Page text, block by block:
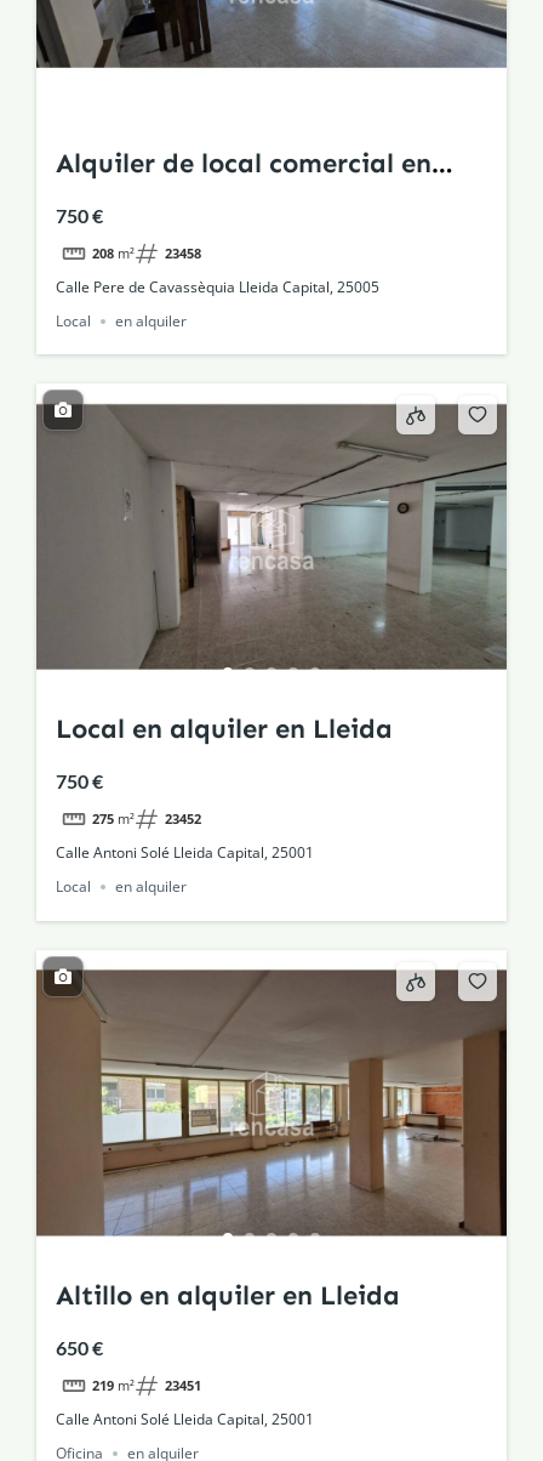
Alquiler de local comercial en
Pardinyes, Lleida Capital
750 €
208 m² 23458
Calle Pere de Cavassèquia Lleida Capital, 25005
Local
en alquiler
Local en alquiler en Lleida
750 €
275 m² 23452
Calle Antoni Solé Lleida Capital, 25001
Local
en alquiler
Altillo en alquiler en Lleida
650 €
219 m² 23451
Calle Antoni Solé Lleida Capital, 25001
Oficina
en alquiler